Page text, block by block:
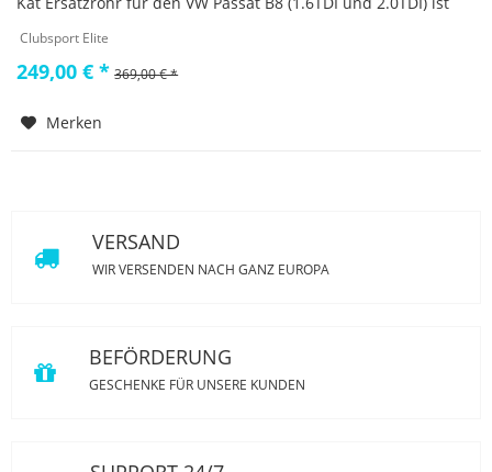
Clubsport Elite
249,00 € * 369,00 € *
Merken
VERSAND
WIR VERSENDEN NACH GANZ EUROPA
BEFÖRDERUNG
GESCHENKE FÜR UNSERE KUNDEN